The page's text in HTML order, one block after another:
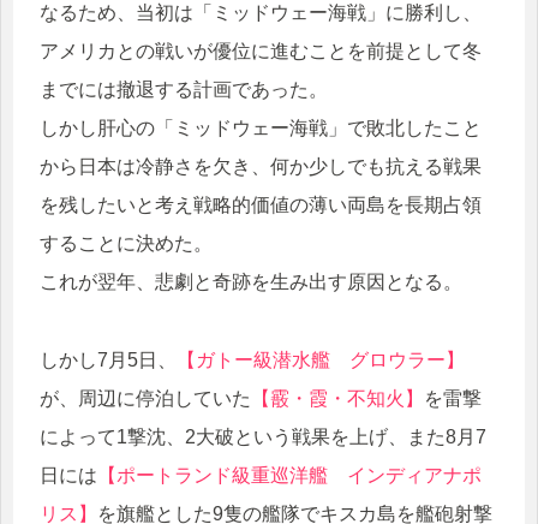
なるため、当初は「ミッドウェー海戦」に勝利し、
アメリカとの戦いが優位に進むことを前提として冬
までには撤退する計画であった。
しかし肝心の「ミッドウェー海戦」で敗北したこと
から日本は冷静さを欠き、何か少しでも抗える戦果
を残したいと考え戦略的価値の薄い両島を長期占領
することに決めた。
これが翌年、悲劇と奇跡を生み出す原因となる。
しかし7月5日、
【ガトー級潜水艦 グロウラー】
が、周辺に停泊していた
【霰・霞・不知火】
を雷撃
によって1撃沈、2大破という戦果を上げ、また8月7
日には 【ポートランド級重巡洋艦 インディアナポ
リス】
を旗艦とした9隻の艦隊でキスカ島を艦砲射撃